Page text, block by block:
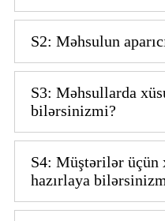
S2: Məhsulun
S3: Məhsullarda
bilərsinizmi?
S4: Müştərilər üçün
hazırlaya